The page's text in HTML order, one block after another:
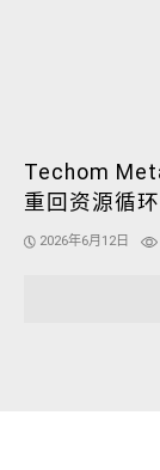
Techom
重回资源循环
2026年6月12日